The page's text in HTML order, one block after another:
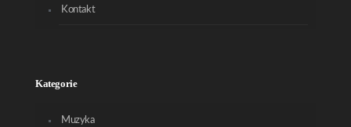
Kontakt
Kategorie
Muzyka